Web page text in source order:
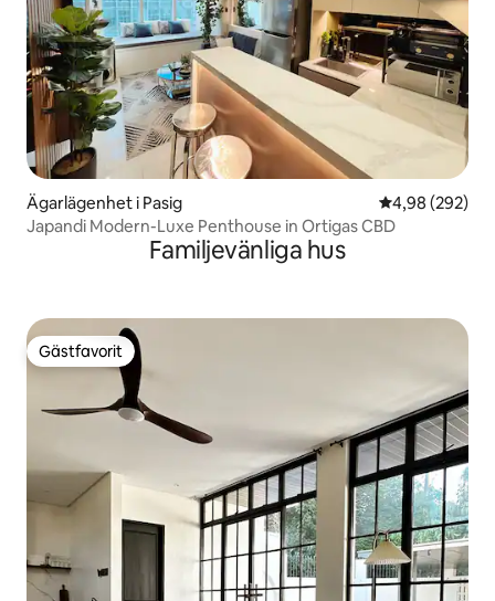
Ägarlägenhet i Pasig 4,98 av 5 i
4,98 (292)
Japandi Modern-Luxe Penthouse in Ortigas CBD
Familjevänliga hus
Gästfavorit
Gästfavorit